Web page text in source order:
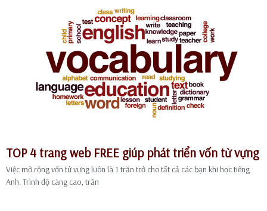
TOP 4 trang web FREE giúp phát triển vốn từ vựng
Việc mở rộng vốn từ vựng luôn là 1 trăn trở cho tất cả các bạn khi học tiếng
Anh. Trình độ càng cao, trăn